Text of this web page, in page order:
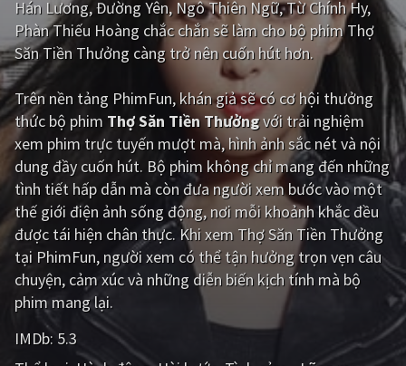
Giật gân Gia đình
Bí ẩn Lịch sử
Viễn Tây Tiểu sử
GameShow DramaTV
QUỐC GIA
Âu - Mỹ Trung Quốc - Hồng Kông
Hàn Quốc Nhật Bản
Ấn Độ
Tổng hợp
Hán Lương, Đường Yên, Ngô Thiên Ngữ, Từ Chính Hy,
Phàn Thiếu Hoàng chắc chắn sẽ làm cho bộ phim Thợ
Săn Tiền Thưởng càng trở nên cuốn hút hơn.
Trên nền tảng PhimFun, khán giả sẽ có cơ hội thưởng
thức bộ phim Thợ Săn Tiền Thưởngvới trải nghiệm
xem phim trực tuyến mượt mà, hình ảnh sắc nét và nội
dung đầy cuốn hút. Bộ phim không chỉ mang đến những
tình tiết hấp dẫn mà còn đưa người xem bước vào một
thế giới điện ảnh sống động, nơi mỗi khoảnh khắc đều
được tái hiện chân thực. Khi xem Thợ Săn Tiền Thưởng
tại PhimFun, người xem có thể tận hưởng trọn vẹn câu
chuyện, cảm xúc và những diễn biến kịch tính mà bộ
phim mang lại.
IMDb: 5.3